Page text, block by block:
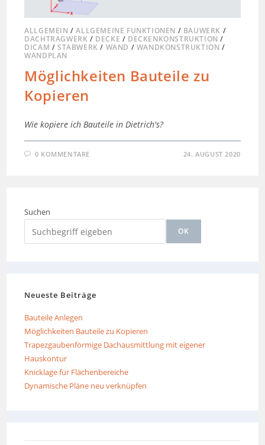
ALLGEMEIN /ALLGEMEINE FUNKTIONEN / BAUWERK /
DACHTRAGWERK / DECKE / DECKENKONSTRUKTION /
DICAM /STABWERK / WAND / WANDKONSTRUKTION /
WANDPLAN
Möglichkeiten Bauteile zu
Kopieren
Wie kopiere ich Bauteile in Dietrich's?
0 KOMMENTARE 24. AUGUST 2020
Suchen
OK
Neueste Beiträge
Bauteile Anlegen
Möglichkeiten Bauteile zu Kopieren
Trapezgaubenförmige Dachausmittlung mit eigener
Hauskontur
Knicklage für Flächenbereiche
Dynamische Pläne neu verknüpfen